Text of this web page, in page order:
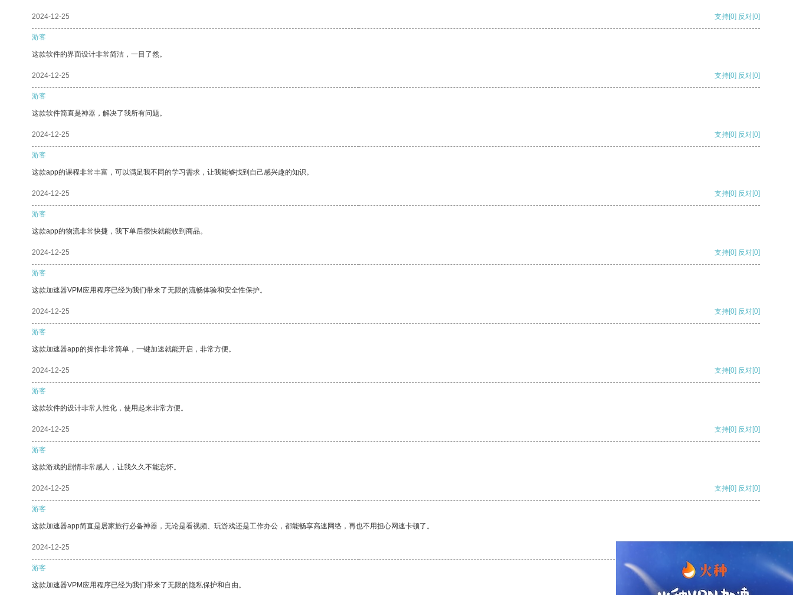
2024-12-25 支持[0] 反对[0]
游客
这款软件的界面设计非常简洁，一目了然。
2024-12-25 支持[0] 反对[0]
游客
这款软件简直是神器，解决了我所有问题。
2024-12-25 支持[0] 反对[0]
游客
这款app的课程非常丰富，可以满足我不同的学习需求，让我能够找到自己感兴趣的知识。
2024-12-25 支持[0] 反对[0]
游客
这款app的物流非常快捷，我下单后很快就能收到商品。
2024-12-25 支持[0] 反对[0]
游客
这款加速器VPM应用程序已经为我们带来了无限的流畅体验和安全性保护。
2024-12-25 支持[0] 反对[0]
游客
这款加速器app的操作非常简单，一键加速就能开启，非常方便。
2024-12-25 支持[0] 反对[0]
游客
这款软件的设计非常人性化，使用起来非常方便。
2024-12-25 支持[0] 反对[0]
游客
这款游戏的剧情非常感人，让我久久不能忘怀。
2024-12-25 支持[0] 反对[0]
游客
这款加速器app简直是居家旅行必备神器，无论是看视频、玩游戏还是工作办公，都能畅享高速网络，再也不用担心网速卡顿了。
2024-12-25
游客
这款加速器VPM应用程序已经为我们带来了无限的隐私保护和自由。